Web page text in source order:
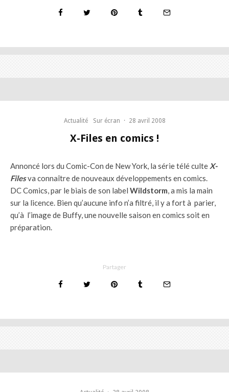
Actualité Sur écran · 28 avril 2008
X-Files en comics !
Annoncé lors du Comic-Con de New York, la série télé culte X-
Filesva connaître de nouveaux développements en comics.
DC Comics, par le biais de son label Wildstorm, a mis la main
sur la licence. Bien qu’aucune info n’a filtré, il y a fort à parier,
qu’à l’image de Buffy, une nouvelle saison en comics soit en
préparation.
Partager